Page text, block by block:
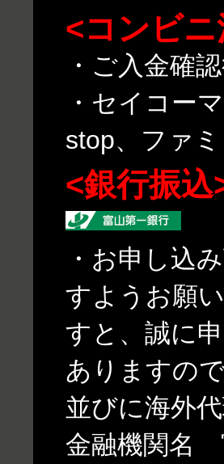
<コンビニ
・ご入金確
・セイコー
stop、ファ
<銀行振込
・お申し込
すようお願
すと、誠に
ありますの
並びに海外
金融機関名